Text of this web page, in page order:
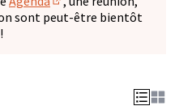
(S'ouvre dans un
sont peut-être bientôt